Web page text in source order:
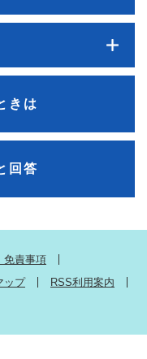
きは
回答
免責事項
ップ
RSS利用案内